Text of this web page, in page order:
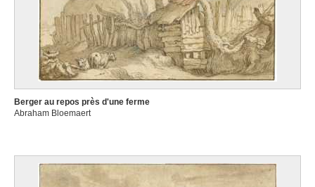
Berger au repos près d'une ferme
Abraham Bloemaert